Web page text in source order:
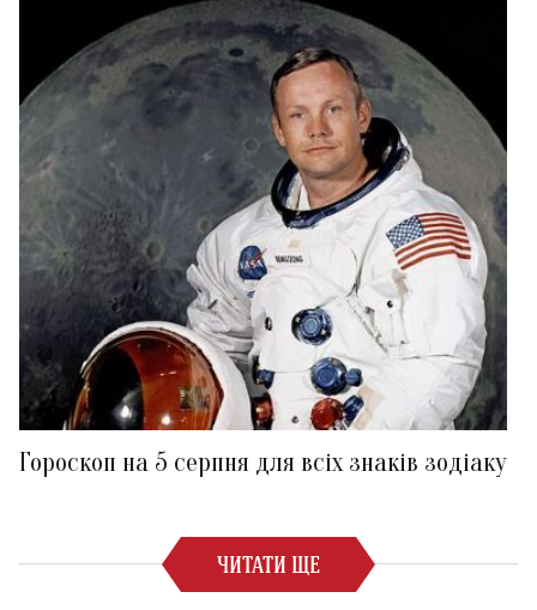
Гороскоп на 5 серпня для всіх знаків зодіаку
ЧИТАТИ ЩЕ